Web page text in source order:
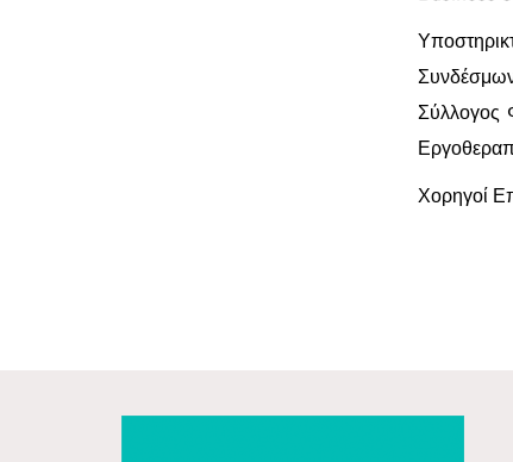
Σύλλογος
Χορηγοί